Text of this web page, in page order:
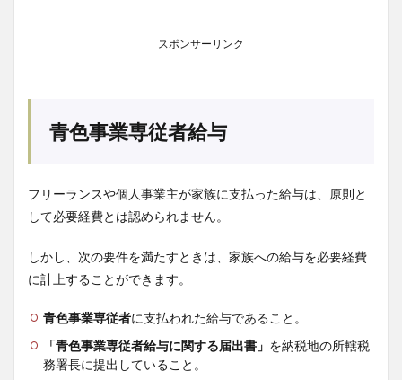
スポンサーリンク
青色事業専従者給与
フリーランスや個人事業主が家族に支払った給与は、原則と
して必要経費とは認められません。
しかし、次の要件を満たすときは、家族への給与を必要経費
に計上することができます。
青色事業専従者に支払われた給与であること。
「青色事業専従者給与に関する届出書」 を納税地の所轄税
務署長に提出していること。